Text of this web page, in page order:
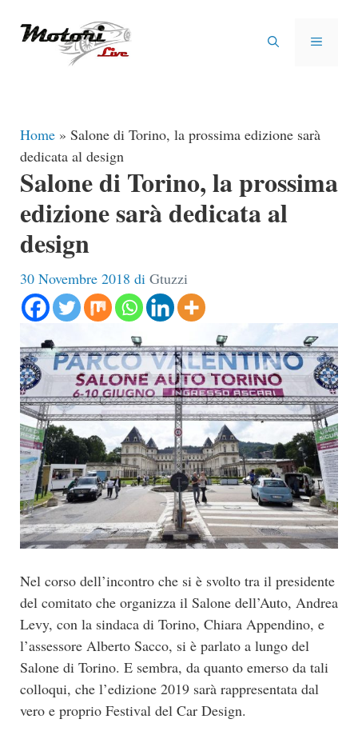
MENU
Home » Salone di Torino, la prossima edizione sarà
dedicata al design
Salone di Torino, la prossima
edizione sarà dedicata al
design
30 Novembre 2018 di Gtuzzi
Nel corso dell’incontro che si è svolto tra il presidente
del comitato che organizza il Salone dell’Auto, Andrea
Levy, con la sindaca di Torino, Chiara Appendino, e
l’assessore Alberto Sacco, si è parlato a lungo del
Salone di Torino. E sembra, da quanto emerso da tali
colloqui, che l’edizione 2019 sarà rappresentata dal
vero e proprio Festival del Car Design.